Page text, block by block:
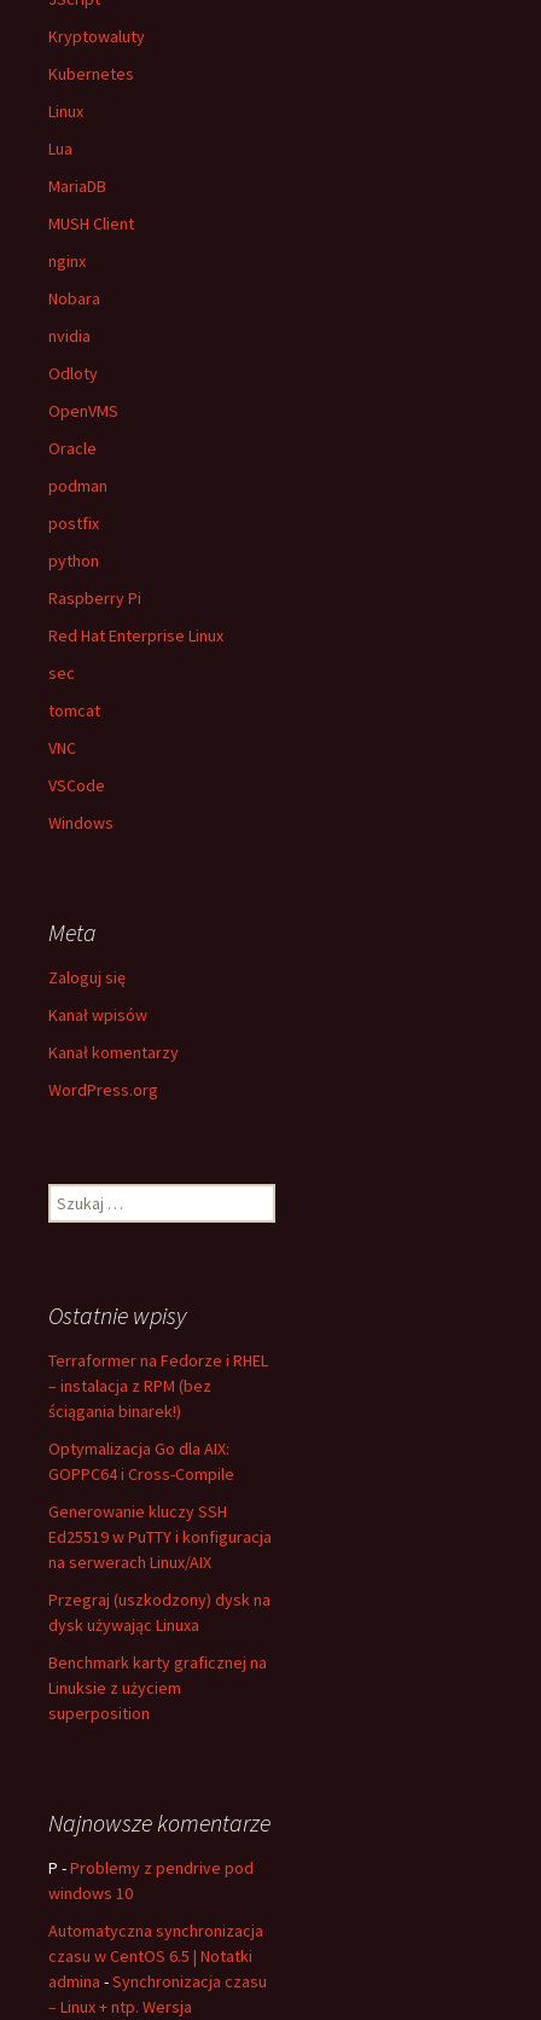
Kryptowaluty
Kubernetes
Linux
Lua
MariaDB
MUSH Client
nginx
Nobara
nvidia
Odloty
OpenVMS
Oracle
podman
postfix
python
Raspberry Pi
Red Hat Enterprise Linux
sec
tomcat
VNC
VSCode
Windows
Meta
Zaloguj się
Kanał wpisów
Kanał komentarzy
WordPress.org
Szukaj:
Ostatnie wpisy
Terraformer na Fedorze i RHEL
– instalacja z RPM (bez
ściągania binarek!)
Optymalizacja Go dla AIX:
GOPPC64 i Cross-Compile
Generowanie kluczy SSH
Ed25519 w PuTTY i konfiguracja
na serwerach Linux/AIX
Przegraj (uszkodzony) dysk na
dysk używając Linuxa
Benchmark karty graficznej na
Linuksie z użyciem
superposition
Najnowsze komentarze
P -Problemy z pendrive pod
windows 10
Automatyczna synchronizacja
czasu w CentOS 6.5 | Notatki
admina -Synchronizacja czasu
– Linux + ntp. Wersja